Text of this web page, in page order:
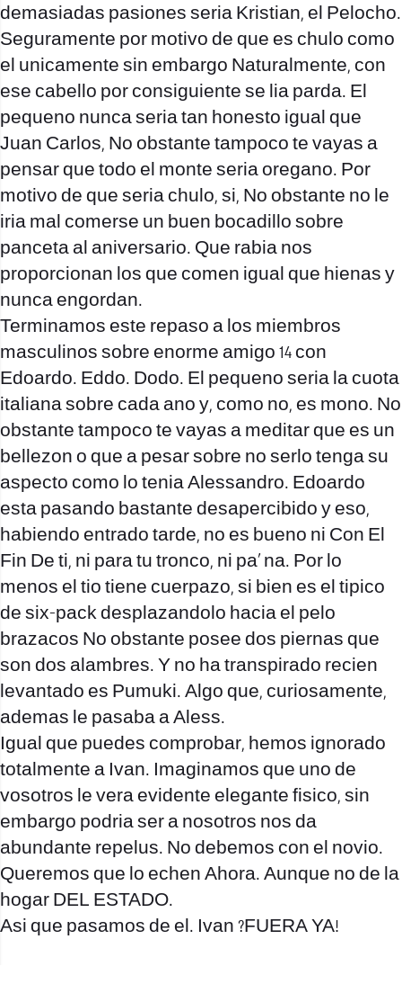
demasiadas pasiones seri­a Kristian, el Pelocho.
Seguramente por motivo de que es chulo como
el unicamente sin embargo Naturalmente, con
ese cabello por consiguiente se lia parda. El
pequeno nunca seri­a tan honesto igual que
Juan Carlos, No obstante tampoco te vayas a
pensar que todo el monte seri­a oregano. Por
motivo de que seri­a chulo, si, No obstante no le
iria mal comerse un buen bocadillo sobre
panceta al aniversario. Que rabia nos
proporcionan los que comen igual que hienas y
nunca engordan.
Terminamos este repaso a los miembros
masculinos sobre enorme amigo 14 con
Edoardo. Eddo. Dodo. El pequeno seri­a la cuota
italiana sobre cada ano y, como no, es mono. No
obstante tampoco te vayas a meditar que es un
bellezon o que a pesar sobre no serlo tenga su
aspecto como lo tenia Alessandro. Edoardo
esta pasando bastante desapercibido y eso,
habiendo entrado tarde, no es bueno ni Con El
Fin De ti, ni para tu tronco, ni pa’ na. Por lo
menos el tio tiene cuerpazo, si bien es el tipico
de six-pack desplazandolo hacia el pelo
brazacos No obstante posee dos piernas que
son dos alambres. Y no ha transpirado recien
levantado es Pumuki. Algo que, curiosamente,
ademas le pasaba a Aless.
Igual que puedes comprobar, hemos ignorado
totalmente a Ivan. Imaginamos que uno de
vosotros le vera evidente elegante fisico, sin
embargo podri­a ser a nosotros nos da
abundante repelus. No debemos con el novio.
Queremos que lo echen Ahora. Aunque no de la
hogar DEL ESTADO.
Asi que pasamos de el. Ivan ?FUERA YA!